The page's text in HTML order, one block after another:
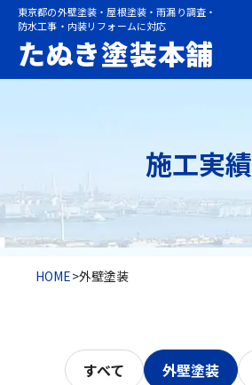
東京都の外壁塗装・屋根塗装・雨漏り調査・
防水工事・内装リフォームに対応
たぬき塗装本舗
施工実績
HOME>外壁塗装
すべて 外壁塗装